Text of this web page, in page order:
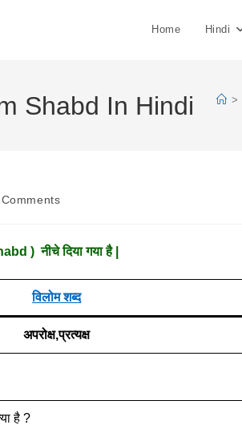
Home Hindi
Shabd In Hindi >
) नीचे दिया गया है |
विलोम शब्द
अपरोक्ष,प्रत्यक्ष
है ?